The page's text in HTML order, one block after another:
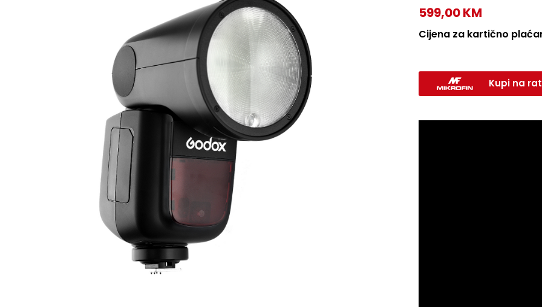
599,00KM
Cijena za kartično
Kupi na